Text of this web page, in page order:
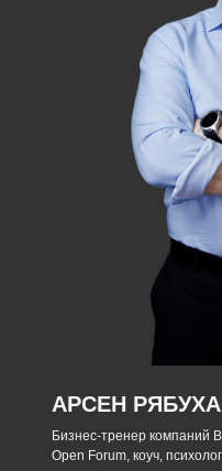
АРСЕН РЯБУХА
Бизнес-тренер компаний
Open Forum, коуч, психолог